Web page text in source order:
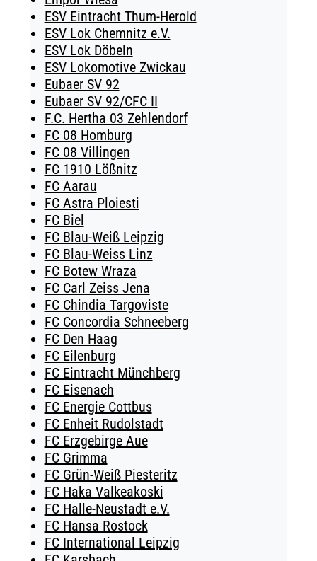
ESV Eintracht Thum-Herold
ESV Lok Chemnitz e.V.
ESV Lok Döbeln
ESV Lokomotive Zwickau
Eubaer SV 92
Eubaer SV 92/CFC II
F.C. Hertha 03 Zehlendorf
FC 08 Homburg
FC 08 Villingen
FC 1910 Lößnitz
FC Aarau
FC Astra Ploiesti
FC Biel
FC Blau-Weiß Leipzig
FC Blau-Weiss Linz
FC Botew Wraza
FC Carl Zeiss Jena
FC Chindia Targoviste
FC Concordia Schneeberg
FC Den Haag
FC Eilenburg
FC Eintracht Münchberg
FC Eisenach
FC Energie Cottbus
FC Enheit Rudolstadt
FC Erzgebirge Aue
FC Grimma
FC Grün-Weiß Piesteritz
FC Haka Valkeakoski
FC Halle-Neustadt e.V.
FC Hansa Rostock
FC International Leipzig